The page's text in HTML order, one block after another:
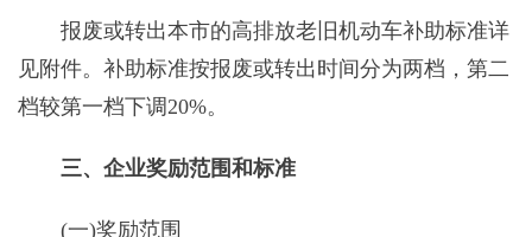
报废或转出本市的高排放老旧机动车补助标准详
见附件。补助标准按报废或转出时间分为两档，第二
档较第一档下调20%。
三、企业奖励范围和标准
(一)奖励范围